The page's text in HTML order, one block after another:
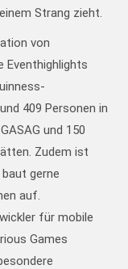
Strang zieht.
von
Eventhighlights
409 Personen in
und 150
Zudem ist
gerne
auf.
für mobile
Games